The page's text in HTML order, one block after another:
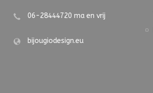
06-28444720 ma en vrij
bijougiodesign.eu